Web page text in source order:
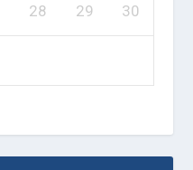
28 29 30